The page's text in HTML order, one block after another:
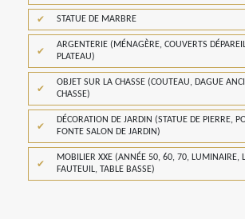
STATUE DE MARBRE
ARGENTERIE (MÉNAGÈRE, COUVERTS
PLATEAU)
OBJET SUR LA CHASSE (COUTEAU, DAGUE
CHASSE)
DÉCORATION DE JARDIN (STATUE DE PIERRE,
FONTE SALON DE JARDIN)
MOBILIER XXE (ANNÉE 50, 60, 70, LUMINAIRE,
FAUTEUIL, TABLE BASSE)